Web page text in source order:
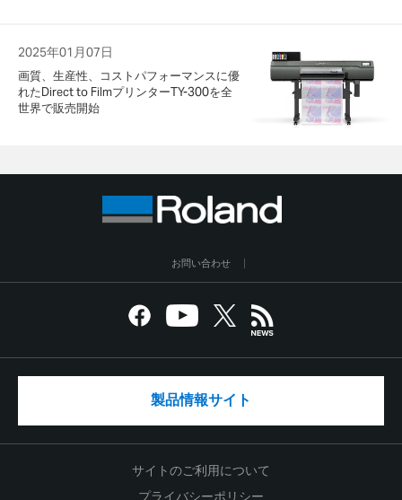
2025年01月07日
画質、生産性、コストパフォーマンスに優
れたDirect to FilmプリンターTY-300を全
世界で販売開始
お問い合わせ
製品情報サイト
サイトのご利用について
プライバシーポリシー